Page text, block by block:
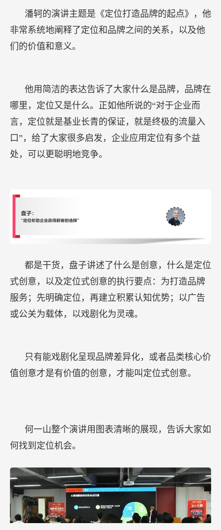
潘轲的演讲主题是《定位打造品牌的起点》，他
非常系统地阐释了定位和品牌之间的关系，以及他
们的价值和意义。
他用简洁的表达告诉了大家什么是品牌，品牌在
哪里，定位又是什么。正如他所说的“对于企业而
言，定位就是基业长青的保证，就是终极的流量入
口”，给了大家很多启发，企业应用定位有多个益
处，可以更聪明地竞争。
都是干货，盘子讲述了什么是创意，什么是定位
式创意，以及定位式创意的执行要点：为打造品牌
服务；先明确定位，再建立积累认知优势；以广告
或公关为载体，以戏剧化为灵魂。
只有能戏剧化呈现品牌差异化，或者品类核心价
值创意才是有价值的创意，才能叫定位式创意。
何一山整个演讲用图表清晰的展现，告诉大家如
何找到定位机会。